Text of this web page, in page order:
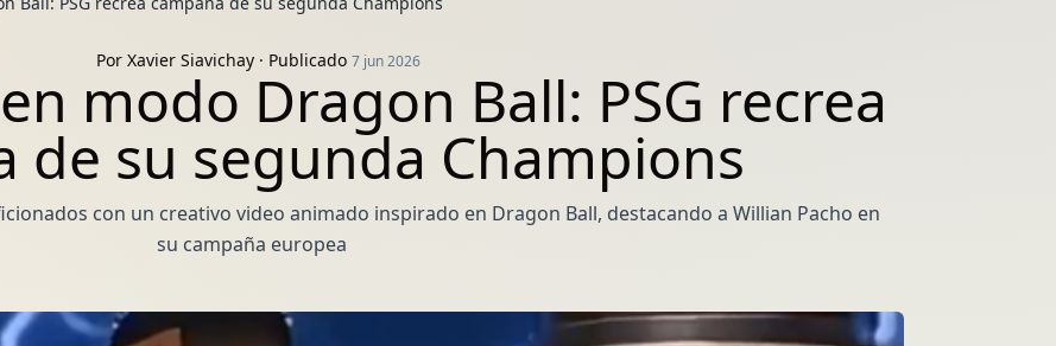
Por Xavier Siavichay· Publicado 7 jun 2026
modo Dragon Ball: PSG recrea
de su segunda Champions
con un creativo video animado inspirado en Dragon Ball, destacando a Willian Pacho en
su campaña europea